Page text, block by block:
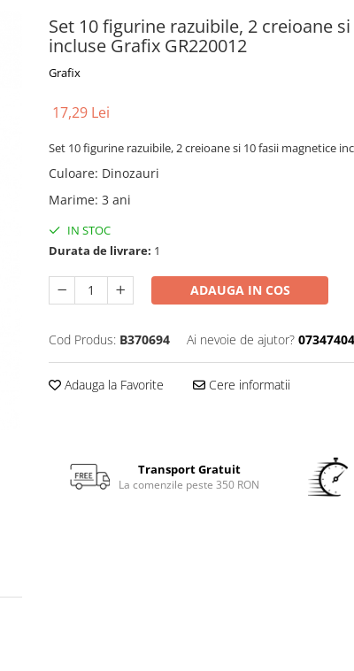
Set 10 figurine razuibile, 2 creioane
incluse Grafix GR220012
Grafix
17,29 Lei
Set 10 figurine razuibile, 2 creioane si 10 fasii magnetice
Culoare: Dinozauri
Marime: 3 ani
IN STOC
Durata de livrare: 1
ADAUGA IN COS
Cod Produs: B370694 Ai nevoie de ajutor?
Adauga la Favorite Cere informatii
Transport Gratuit
La comenzile peste 350 RON